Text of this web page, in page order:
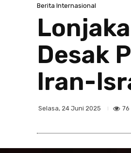
Berita Internasional
Desak
Iran-
Selasa, 24 Juni 2025 76